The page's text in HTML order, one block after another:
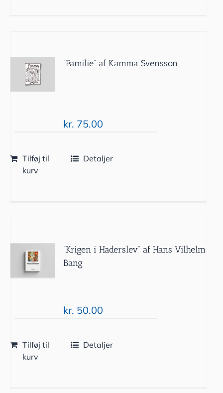
”Familie” af Kamma Svensson
kr. 75.00
Tilføj til
kurv
Detaljer
“Krigen i Haderslev” af Hans Vilhelm
Bang
kr. 50.00
Tilføj til
kurv
Detaljer